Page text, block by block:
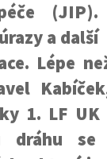
(JIP).
a další
Lépe
1. LF UK
dráhu se